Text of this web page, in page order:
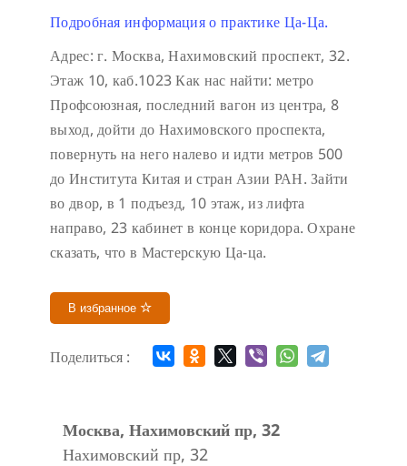
Подробная информация о практике Ца-Ца.
Адрес: г. Москва, Нахимовский проспект, 32.
Этаж 10, каб.1023Как нас найти: метро
Профсоюзная, последний вагон из центра, 8
выход, дойти до Нахимовского проспекта,
повернуть на него налево и идти метров 500
до Института Китая и стран Азии РАН. Зайти
во двор, в 1 подъезд, 10 этаж, из лифта
направо, 23 кабинет в конце коридора. Охране
сказать, что в Мастерскую Ца-ца.
В избранное
Поделиться :
Москва, Нахимовский пр, 32
Нахимовский пр, 32